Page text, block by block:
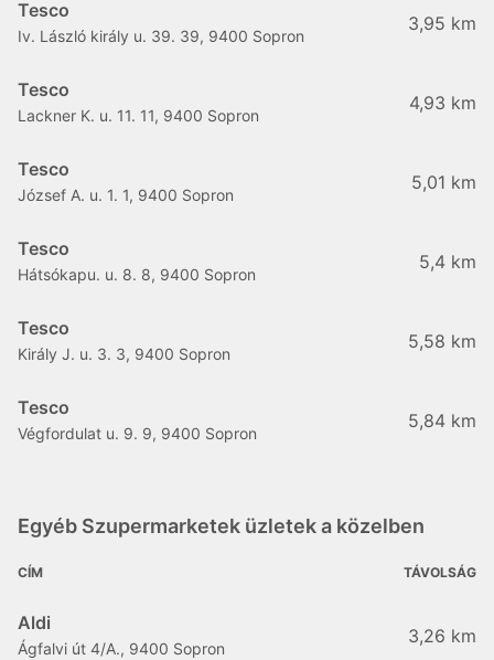
Tesco
Iv. László király u. 39. 39, 9400 Sopron
3,95 km
Tesco
Lackner K. u. 11. 11, 9400 Sopron
4,93 km
Tesco
József A. u. 1. 1, 9400 Sopron
5,01 km
Tesco
Hátsókapu. u. 8. 8, 9400 Sopron
5,4 km
Tesco
Király J. u. 3. 3, 9400 Sopron
5,58 km
Tesco
Végfordulat u. 9. 9, 9400 Sopron
5,84 km
Egyéb Szupermarketek üzletek a közelben
CÍM TÁVOLSÁG
Aldi
Ágfalvi út 4/A., 9400 Sopron
3,26 km